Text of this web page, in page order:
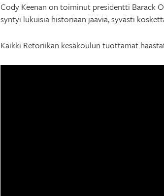
Cody Keenan on toiminut presidentti Barack
syntyi lukuisia historiaan jääviä, syvästi
Kaikki Retoriikan kesäkoulun tuottamat